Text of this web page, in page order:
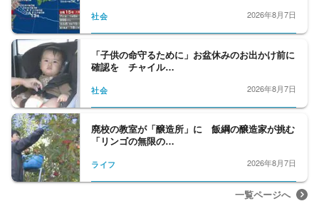
社会 2026年8月7日
「子供の命守るために」お盆休みのお出かけ前に
確認を チャイル…
社会 2026年8月7日
廃校の教室が「醸造所」に 飯綱の醸造家が挑む
「リンゴの無限の…
ライフ 2026年8月7日
一覧ページへ